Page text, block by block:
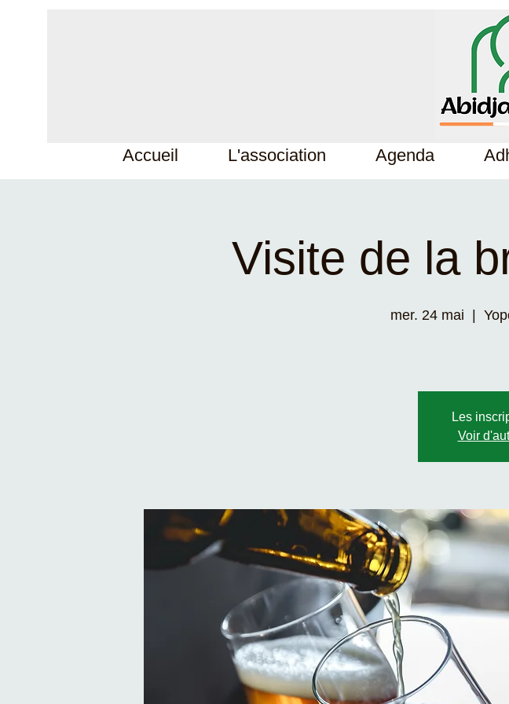
Accueil L'association Agenda
Visite de la
mer. 24 mai
Les
Voir